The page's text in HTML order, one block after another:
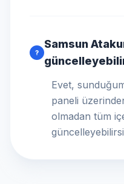
?
Samsun
Evet,
paneli
olmadan tüm